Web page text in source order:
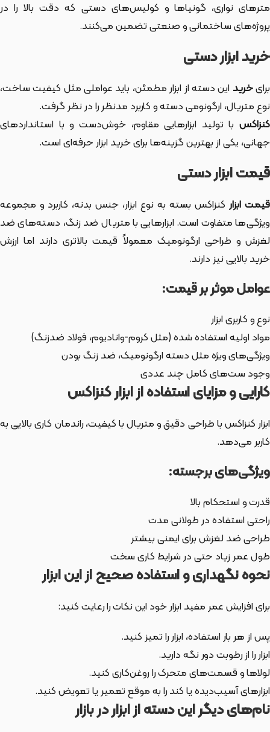
مترهای نواری، گونیاها و کولیس‌های دستی که دقت بالا را در
پروژه‌های ساختمانی و صنعتی تضمین می‌کنند.
خرید ابزار دستی
برایخرید این دسته از ابزارمطمئن، باید عواملی مثل کیفیت ساخت،
نوع متریال، ارگونومی دسته و کاربرد مدنظر را در نظر گرفت.
کنزاکس با تولید ابزارهایی مقاوم، خوش‌دست و با استانداردهای
جهانی، یکی از بهترین گزینه‌ها برای خرید ابزار حرفه‌ای است.
قیمت ابزار دستی
قیمت ابزار کنزاکس بسته به نوع ابزار، جنس بدنه، کاربرد و مجموعه
ویژگی‌ها متفاوت است. ابزارهایی با متریال ضد زنگ، دسته‌های ضد
لغزش و طراحی ارگونومیک معمولاً قیمت بالاتری دارند اما ارزش
خرید بالایی نیز دارند.
عوامل موثر بر قیمت:
نوع و کاربری ابزار
مواد اولیه استفاده شده (مثل کروم-وانادیوم، فولاد ضدزنگ)
ویژگی‌های ویژه مثل دسته ارگونومیک، ضد زنگ بودن
وجود ست‌های کامل چند عددی
کارایی و مزایای استفاده از ابزار کنزاکس
ابزار کنزاکس با طراحی دقیق و متریال با کیفیت، راندمان کاری بالایی به
کاربر می‌دهد.
ویژگی‌های برجسته:
قدرت و استحکام بالا
راحتی استفاده در طولانی مدت
طراحی ضد لغزش برای ایمنی بیشتر
طول عمر زیاد حتی در شرایط کاری سخت
نحوه نگهداری و استفاده صحیح از این ابزار
برای افزایش عمر مفید ابزار خود این نکات را رعایت کنید:
پس از هر بار استفاده، ابزار را تمیز کنید.
ابزار را از رطوبت دور نگه دارید.
لولاها و قسمت‌های متحرک را روغن‌کاری کنید.
ابزارهای آسیب‌دیده یا کند را به موقع تعمیر یا تعویض کنید.
نام‌های دیگر این دسته از ابزار در بازار